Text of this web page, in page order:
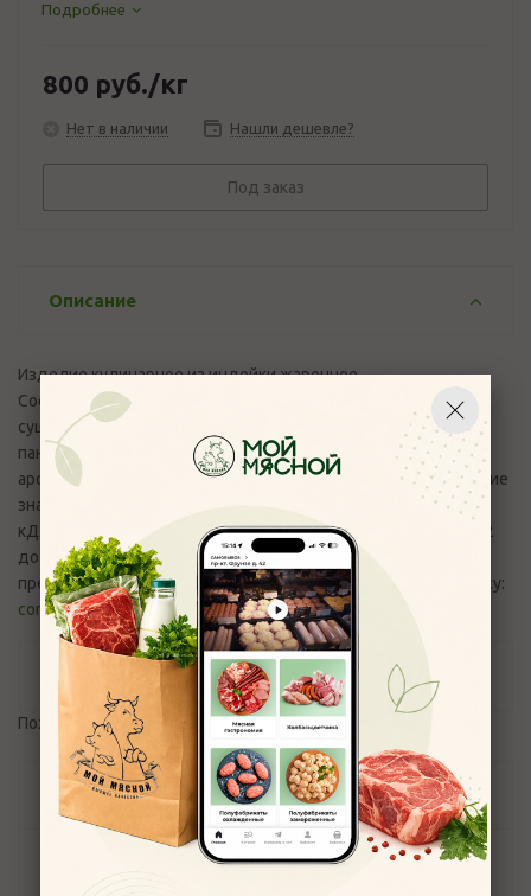
Подробнее
800 руб./кг
Нет в наличии Нашли дешевле?
Под заказ
Описание
Изделие кулинарное из индейки жаренное.
Состав:индейка,сыр творожный,белок растительный,лук
сушеный,чеснок сушеный,соль поваренная пищевая,сухари
панировочные,натуральные специи, экстракты специй и
ароматизаторы.Пищевая и энергетическая ценность (средние
значения)100 г: Б-15,7 г, Ж-15,73 г., У-6,14г. 235,8 ккал/969,02
кДж.Срок годности: 12 часов. Хранить при температуре от 2
до 6°С, при влажности воздуха не более 75%. Вопросы и
претензии по качеству продукции принимаются по эл.адресу:
control_moymyasnoy76@mail.ruи телефону +7(4852) 700-110
Пожалуйста, авторизуйтесь, чтобы оставить отзыв.
Задать вопрос